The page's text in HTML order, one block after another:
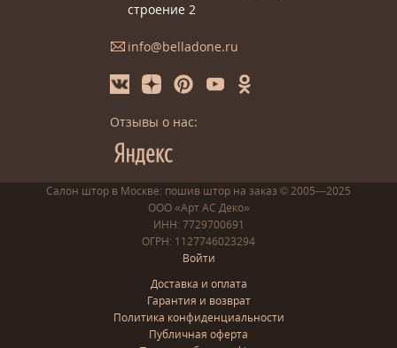
строение 2
info@belladone.ru
Отзывы о нас:
Салон штор в Москве: пошив штор на заказ © 2005—2025
ООО «Арт АС Деко»
ИНН: 7729700691
ОГРН: 1127746023294
Войти
Доставка и оплата
Гарантия и возврат
Политика конфиденциальности
Публичная оферта